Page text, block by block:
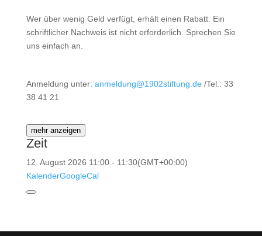
Wer über wenig Geld verfügt, erhält einen Rabatt. Ein
schriftlicher Nachweis ist nicht erforderlich. Sprechen Sie
uns einfach an.
Anmeldung unter: anmeldung@1902stiftung.de/Tel.: 33
38 41 21
mehr anzeigen
Zeit
12. August 2026 11:00- 11:30(GMT+00:00)
KalenderGoogleCal